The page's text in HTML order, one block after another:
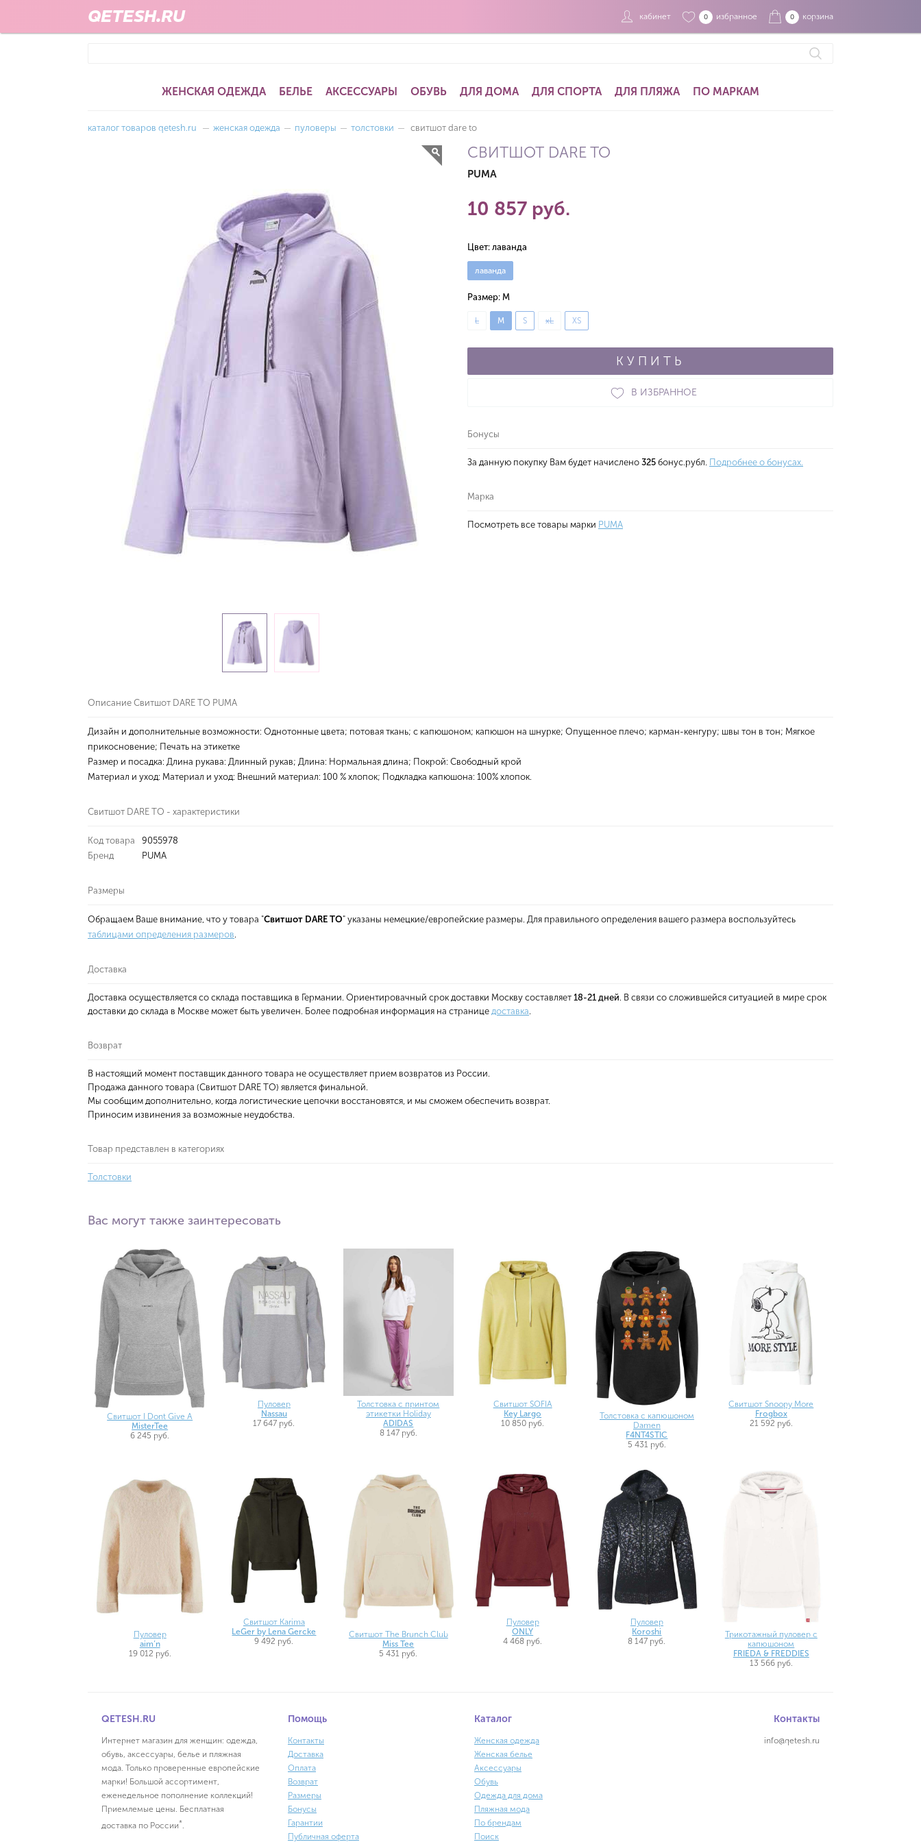
QETESH.RU кабинет 0 избранное 0 корзина
ЖЕНСКАЯ ОДЕЖДА БЕЛЬЕ АКСЕССУАРЫ ОБУВЬ ДЛЯ ДОМА ДЛЯ СПОРТА ДЛЯ ПЛЯЖА ПО МАРКАМ
каталог товаров qetesh.ru — женская одежда — пуловеры — толстовки — свитшот dare to
СВИТШОТ DARE TO
PUMA
10 857 руб.
Цвет: лаванда
лаванда
Размер: M
L M S xL XS
КУПИТЬ
В ИЗБРАННОЕ
Бонусы
За данную покупку Вам будет начислено 325 бонус.рубл. Подробнее о бонусах.
Марка
Посмотреть все товары марки PUMA
Описание Свитшот DARE TO PUMA
Дизайн и дополнительные возможности: Однотонные цвета; потовая ткань; с капюшоном; капюшон на шнурке; Опущенное плечо; карман-кенгуру; швы тон в тон; Мягкое
прикосновение; Печать на этикетке
Размер и посадка: Длина рукава: Длинный рукав; Длина: Нормальная длина; Покрой: Свободный крой
Материал и уход: Материал и уход: Внешний материал: 100 % хлопок; Подкладка капюшона: 100% хлопок.
Свитшот DARE TO - характеристики
Код товара
9055978
Бренд
PUMA
Размеры
Обращаем Ваше внимание, что у товара "Свитшот DARE TO" указаны немецкие/европейские размеры. Для правильного определения вашего размера воспользуйтесь
таблицами определения размеров.
Доставка
Доставка осуществляется со склада поставщика в Германии. Ориентировачный срок доставки Москву составляет 18-21 дней. В связи со сложившейся ситуацией в мире срок
доставки до склада в Москве может быть увеличен. Более подробная информация на странице доставка.
Возврат
В настоящий момент поставщик данного товара не осуществляет прием возвратов из России.
Продажа данного товара (Свитшот DARE TO) является финальной.
Мы сообщим дополнительно, когда логистические цепочки восстановятся, и мы сможем обеспечить возврат.
Приносим извинения за возможные неудобства.
Товар представлен в категориях
Толстовки
Вас могут также заинтересовать
Свитшот I Dont Give A
MisterTee
6 245 руб.
Пуловер
Nassau
17 647 руб.
Толстовка с принтом
этикетки Holiday
ADIDAS
8 147 руб.
Свитшот SOFIA
Key Largo
10 850 руб.
Толстовка с капюшоном
Damen
F4NT4STIC
5 431 руб.
Свитшот Snoopy More
Frogbox
21 592 руб.
Пуловер
aim’n
19 012 руб.
Свитшот Karima
LeGer by Lena Gercke
9 492 руб.
Свитшот The Brunch Club
Miss Tee
5 431 руб.
Пуловер
ONLY
4 468 руб.
Пуловер
Koroshi
8 147 руб.
Трикотажный пуловер с
капюшоном
FRIEDA & FREDDIES
13 566 руб.
QETESH.RU
Интернет магазин для женщин: одежда,
обувь, аксессуары, белье и пляжная
мода. Только проверенные европейские
марки! Большой ассортимент,
еженедельное пополнение коллекций!
Приемлемые цены. Бесплатная
доставка по России*.
Контакты
info@qetesh.ru
Помощь
Контакты
Доставка
Оплата
Возврат
Размеры
Бонусы
Гарантии
Публичная оферта
Каталог
Женская одежда
Женская белье
Аксессуары
Обувь
Одежда для дома
Пляжная мода
По брендам
Поиск